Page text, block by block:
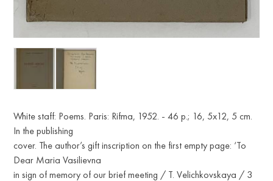
White staff: Poems. Paris: Rifma, 1952. - 46 p.; 16, 5x12, 5 cm.
In the publishing
cover. The author’s gift inscription on the first empty page: ‘To
Dear Maria Vasilievna
in sign of memory of our brief meeting / T. Velichkovskaya / 3